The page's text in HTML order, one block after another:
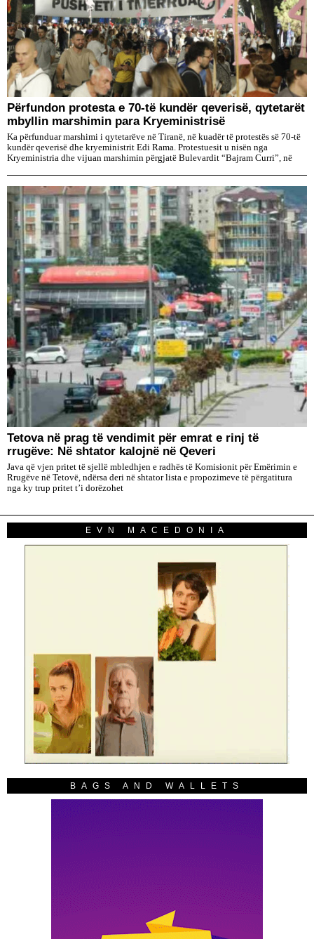
Përfundon protesta e 70-të kundër qeverisë, qytetarët
mbyllin marshimin para Kryeministrisë
Ka përfunduar marshimi i qytetarëve në Tiranë, në kuadër të protestës së 70-të
kundër qeverisë dhe kryeministrit Edi Rama. Protestuesit u nisën nga
Kryeministria dhe vijuan marshimin përgjatë Bulevardit “Bajram Curri”, në
Tetova në prag të vendimit për emrat e rinj të
rrugëve: Në shtator kalojnë në Qeveri
Java që vjen pritet të sjellë mbledhjen e radhës të Komisionit për Emërimin e
Rrugëve në Tetovë, ndërsa deri në shtator lista e propozimeve të përgatitura
nga ky trup pritet t’i dorëzohet
EVN MACEDONIA
BAGS AND WALLETS